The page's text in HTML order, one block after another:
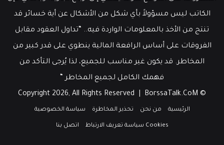
الكاتب ليس مسؤولاً بأي شكل من الأشكال عن أية خسائر قد
تنتج من الأخذ بالمعلومات الواردة فيه.. “تداول العقود مقابل
الفروقات على أساس الرافعة المالية ينطوي على قدر كبير من
المخاطر. قد يكون غير مناسب للجميع، لذا يُرجى التأكد من
فهمك الكامل لجميع المخاطر “
© Copyright 2026, All Rights Reserved |
BorssaTalk.CoM
الرئيسية من نحن تحذير المخاطرة سياسة الخصوصية
Cookies سياسة تعريف الارتباط اتصل بنا